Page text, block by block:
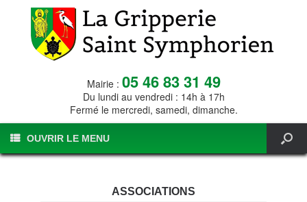
Mairie : 05 46 83 31 49
Du lundi au vendredi : 14h à 17h
Fermé le mercredi, samedi, dimanche.
OUVRIR LE MENU
ASSOCIATIONS